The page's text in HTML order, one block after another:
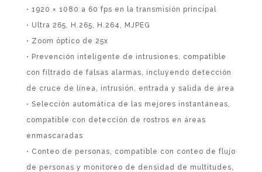
• 1920 × 1080 a 60 fps en la transmisión principal
• Ultra 265, H.265, H.264, MJPEG
• Zoom óptico de 25x
• Prevención inteligente de intrusiones, compatible
con filtrado de falsas alarmas, incluyendo detección
de cruce de línea, intrusión, entrada y salida de área
• Selección automática de las mejores instantáneas,
compatible con detección de rostros en áreas
enmascaradas
• Conteo de personas, compatible con conteo de flujo
de personas y monitoreo de densidad de multitudes,